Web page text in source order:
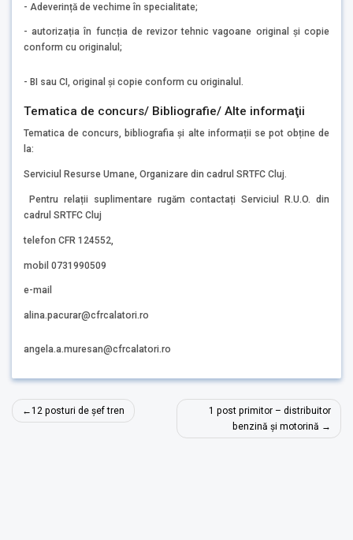
- Adeverință de vechime în specialitate;
- autorizația în funcția de revizor tehnic vagoane original și copie
conform cu originalul;
- BI sau CI, original și copie conform cu originalul.
Tematica de concurs/ Bibliografie/ Alte informaţii
Tematica de concurs, bibliografia și alte informații se pot obține de
la:
Serviciul Resurse Umane, Organizare din cadrul SRTFC Cluj.
Pentru relații suplimentare rugăm contactați Serviciul R.U.O. din
cadrul SRTFC Cluj
telefon CFR 124552,
mobil 0731990509
e-mail
alina.pacurar@cfrcalatori.ro
angela.a.muresan@cfrcalatori.ro
Navigare
în
12 posturi de șef tren
1 post primitor – distribuitor
benzină și motorină